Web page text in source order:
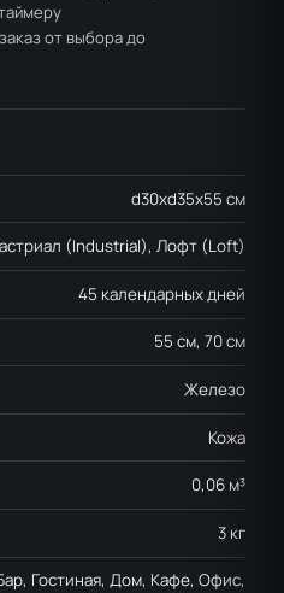
от выбора до
d30хd35х55 см
(Industrial), Лофт (Loft)
45 календарных дней
55 см, 70 см
Железо
Кожа
0,06 м³
3 кг
Гостиная, Дом, Кафе, Офис,